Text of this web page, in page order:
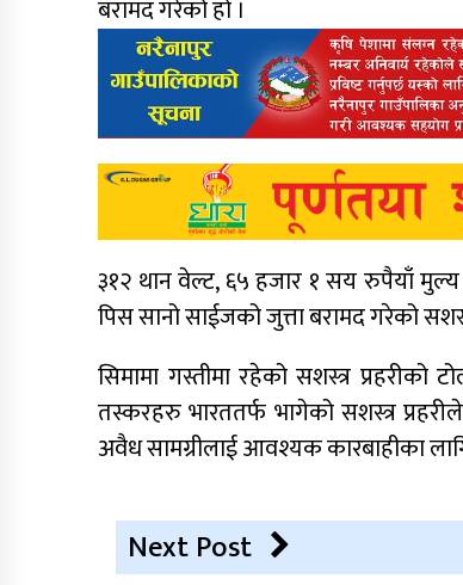
बरामद गरेको हो ।
३१२ थान वेल्ट, ६५ हजार १ सय रुपैयाँ
पिस सानो साईजको जुत्ता बरामद गरेको
सिमामा गस्तीमा रहेको सशस्त्र प्रहरीको
तस्करहरु भारततर्फ भागेको सशस्त्र
अवैध सामग्रीलाई आवश्यक कारबाहीका
Next Post